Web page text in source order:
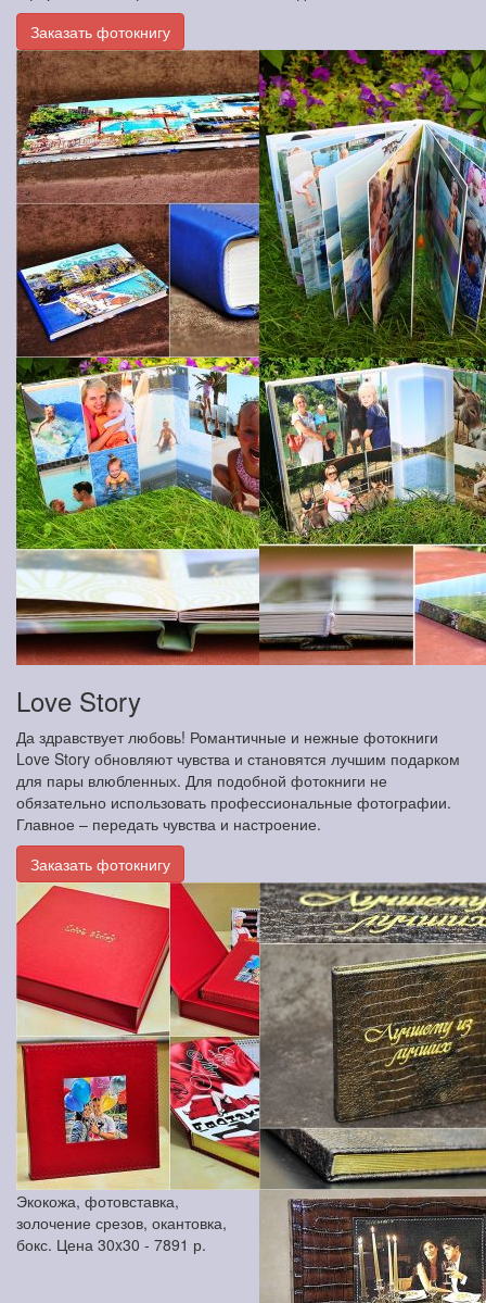
Заказать фотокнигу
Love Story
Да здравствует любовь! Романтичные и нежные фотокниги
Love Story обновляют чувства и становятся лучшим подарком
для пары влюбленных. Для подобной фотокниги не
обязательно использовать профессиональные фотографии.
Главное – передать чувства и настроение.
Заказать фотокнигу
Экокожа, фотовставка,
золочение срезов, окантовка,
бокс. Цена 30x30 - 7891 р.